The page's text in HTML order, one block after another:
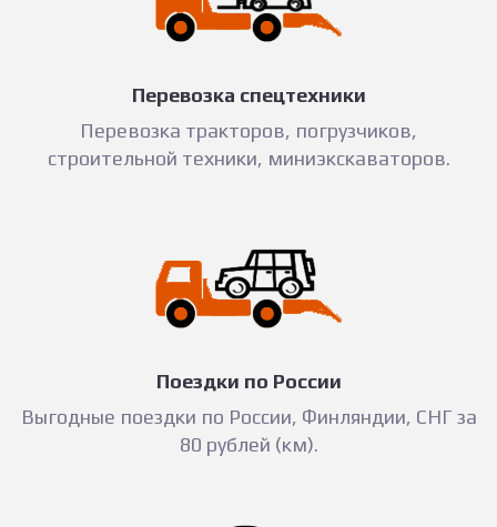
Перевозка спецтехники
Перевозка тракторов, погрузчиков,
строительной техники, миниэкскаваторов.
Поездки по России
Выгодные поездки по России, Финляндии, СНГ за
80 рублей (км).